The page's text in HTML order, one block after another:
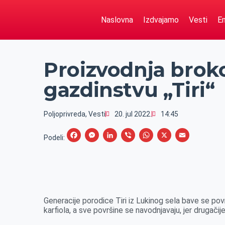
Naslovna Izdvajamo Vesti
Proizvodnja
gazdinstvu „Tiri“
Poljoprivreda,Vesti 20. jul 2022. 14:45
Podeli:
F
o
M
n
L
d
V
W
A
X
Generacije porodice Tiri iz Lukinog sela bave se
karfiola, a sve površine se navodnjavaju, jer